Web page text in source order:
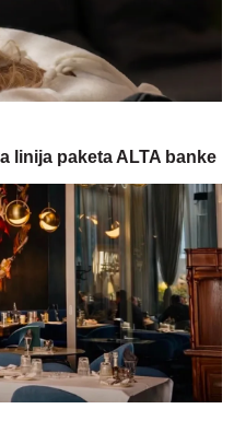
linija paketa ALTA banke